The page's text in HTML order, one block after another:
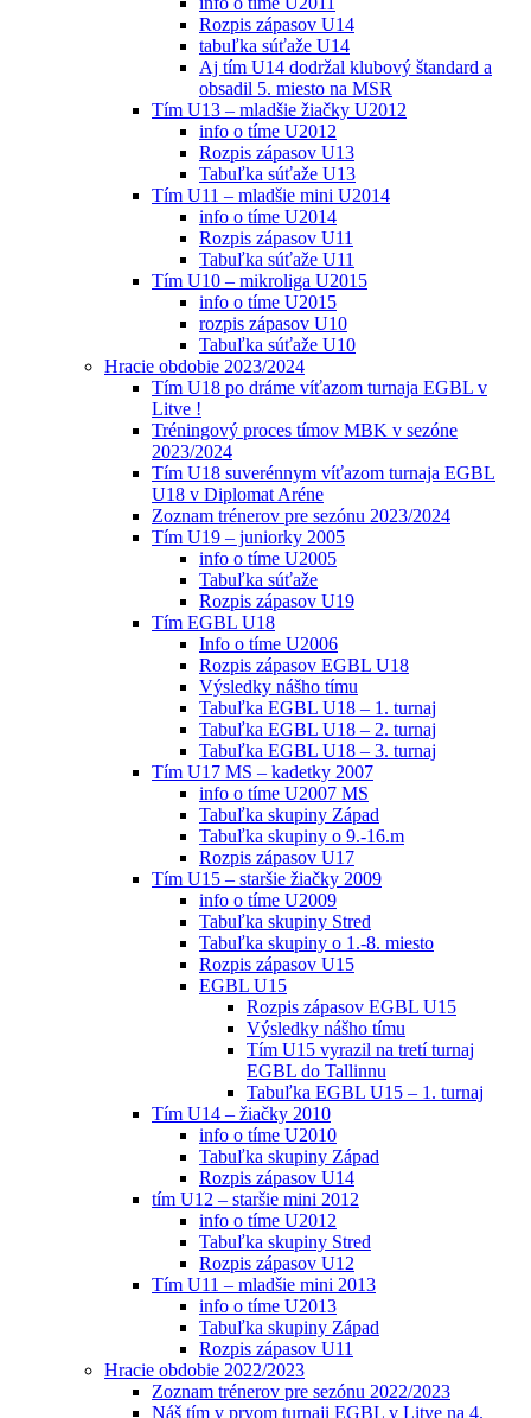
Rozpis zápasov U14
tabuľka súťaže U14
Aj tím U14 dodržal klubový štandard a
obsadil 5. miesto na MSR
Tím U13 – mladšie žiačky U2012
info o tíme U2012
Rozpis zápasov U13
Tabuľka súťaže U13
Tím U11 – mladšie mini U2014
info o tíme U2014
Rozpis zápasov U11
Tabuľka súťaže U11
Tím U10 – mikroliga U2015
info o tíme U2015
rozpis zápasov U10
Tabuľka súťaže U10
Hracie obdobie 2023/2024
Tím U18 po dráme víťazom turnaja EGBL v
Litve !
Tréningový proces tímov MBK v sezóne
2023/2024
Tím U18 suverénnym víťazom turnaja EGBL
U18 v Diplomat Aréne
Zoznam trénerov pre sezónu 2023/2024
Tím U19 – juniorky 2005
info o tíme U2005
Tabuľka súťaže
Rozpis zápasov U19
Tím EGBL U18
Info o tíme U2006
Rozpis zápasov EGBL U18
Výsledky nášho tímu
Tabuľka EGBL U18 – 1. turnaj
Tabuľka EGBL U18 – 2. turnaj
Tabuľka EGBL U18 – 3. turnaj
Tím U17 MS – kadetky 2007
info o tíme U2007 MS
Tabuľka skupiny Západ
Tabuľka skupiny o 9.-16.m
Rozpis zápasov U17
Tím U15 – staršie žiačky 2009
info o tíme U2009
Tabuľka skupiny Stred
Tabuľka skupiny o 1.-8. miesto
Rozpis zápasov U15
EGBL U15
Rozpis zápasov EGBL U15
Výsledky nášho tímu
Tím U15 vyrazil na tretí turnaj
EGBL do Tallinnu
Tabuľka EGBL U15 – 1. turnaj
Tím U14 – žiačky 2010
info o tíme U2010
Tabuľka skupiny Západ
Rozpis zápasov U14
tím U12 – staršie mini 2012
info o tíme U2012
Tabuľka skupiny Stred
Rozpis zápasov U12
Tím U11 – mladšie mini 2013
info o tíme U2013
Tabuľka skupiny Západ
Rozpis zápasov U11
Hracie obdobie 2022/2023
Zoznam trénerov pre sezónu 2022/2023
Náš tím v prvom turnaji EGBL v Litve na 4.